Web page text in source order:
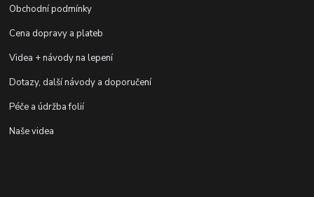
Obchodní podmínky
Cena dopravy a plateb
Videa + návody na lepení
Dotazy, další návody a doporučení
Péče a údržba folií
Naše videa